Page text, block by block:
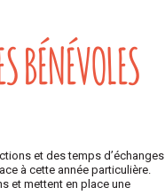
BÉNÉVOLES
et des temps d’échanges
à cette année particulière.
et mettent en place une